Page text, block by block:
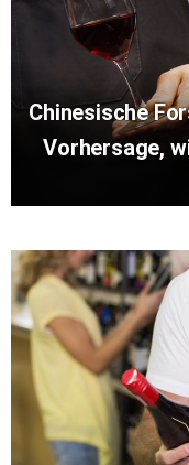
Chinesische
Vorhersage,